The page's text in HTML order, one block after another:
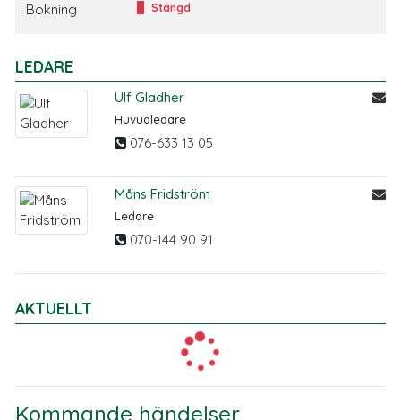
LEDARE
Ulf Gladher
Huvudledare
076-633 13 05
Måns Fridström
Ledare
070-144 90 91
AKTUELLT
Kommande händelser
Bokning Stängd